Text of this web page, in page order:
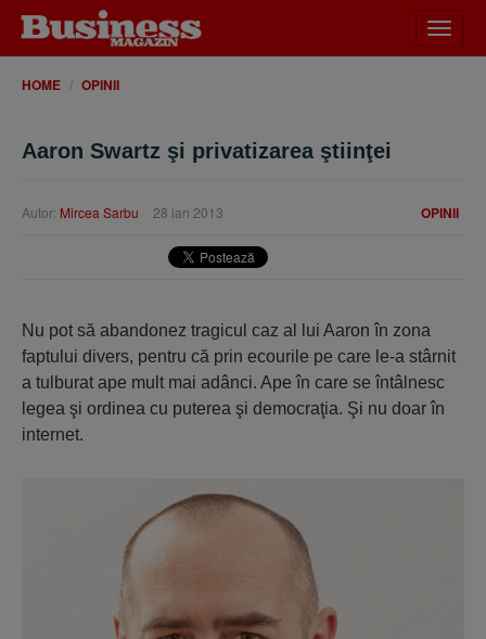
meniu
HOME OPINII
Aaron Swartz şi privatizarea ştiinţei
OPINII
Autor: Mircea Sarbu 28 ian 2013
Nu pot să abandonez tragicul caz al lui Aaron în zona
faptului divers, pentru că prin ecourile pe care le-a stârnit
a tulburat ape mult mai adânci. Ape în care se întâlnesc
legea şi ordinea cu puterea şi democraţia. Şi nu doar în
internet.